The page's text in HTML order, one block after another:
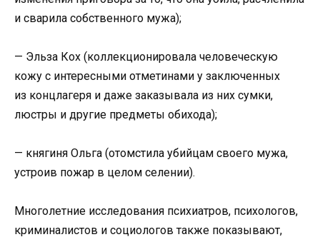
и сварила собственного мужа);
— Эльза Кох (коллекционировала человеческую
кожу с интересными отметинами у заключенных
из концлагеря и даже заказывала из них сумки,
люстры и другие предметы обихода);
— княгиня Ольга (отомстила убийцам своего мужа,
устроив пожар в целом селении).
Многолетние исследования психиатров, психологов,
криминалистов и социологов также показывают,